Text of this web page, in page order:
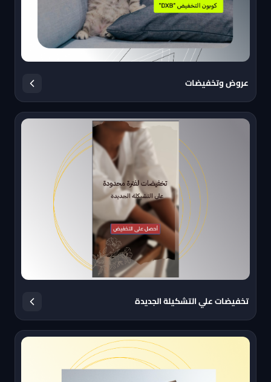
عروض وتخفيضات
تخفيضات علي التشكيلة الجديدة